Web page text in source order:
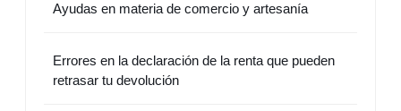
Ayudas en materia de comercio y artesanía
Errores en la declaración de la renta que pueden
retrasar tu devolución